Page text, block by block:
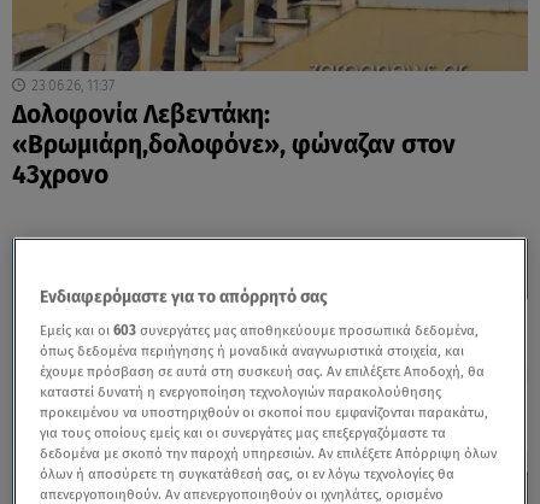
23.06.26, 11:37
Δολοφονία Λεβεντάκη:
«Βρωμιάρη,δολοφόνε», φώναζαν στον
43χρονο
Ενδιαφερόμαστε για το απόρρητό σας
Εμείς και οι603 συνεργάτες μας αποθηκεύουμε προσωπικά δεδομένα,
όπως δεδομένα περιήγησης ή μοναδικά αναγνωριστικά στοιχεία, και
έχουμε πρόσβαση σε αυτά στη συσκευή σας. Αν επιλέξετε Αποδοχή, θα
καταστεί δυνατή η ενεργοποίηση τεχνολογιών παρακολούθησης
προκειμένου να υποστηριχθούν οι σκοποί που εμφανίζονται παρακάτω,
για τους οποίους εμείς και οι συνεργάτες μας επεξεργαζόμαστε τα
δεδομένα με σκοπό την παροχή υπηρεσιών. Αν επιλέξετε Απόρριψη όλων
όλων ή αποσύρετε τη συγκατάθεσή σας, οι εν λόγω τεχνολογίες θα
απενεργοποιηθούν. Αν απενεργοποιηθούν οι ιχνηλάτες, ορισμένο